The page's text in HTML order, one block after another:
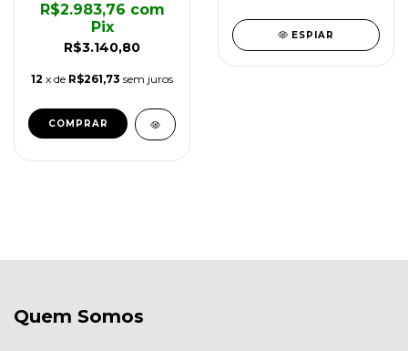
R$3.140,80
R$2.983,76 com
Pix
12 x de R$261,73 sem juros
ESPIAR
Quem Somos